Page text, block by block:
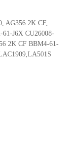
AG356 2K CF,
J6X CU26008-
2K CF BBM4-61-